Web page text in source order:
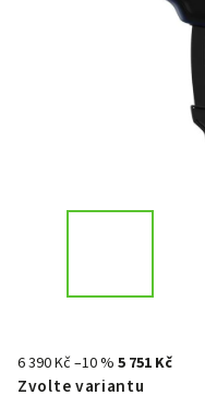
6 390 Kč–10 % 5 751 Kč
Zvolte variantu